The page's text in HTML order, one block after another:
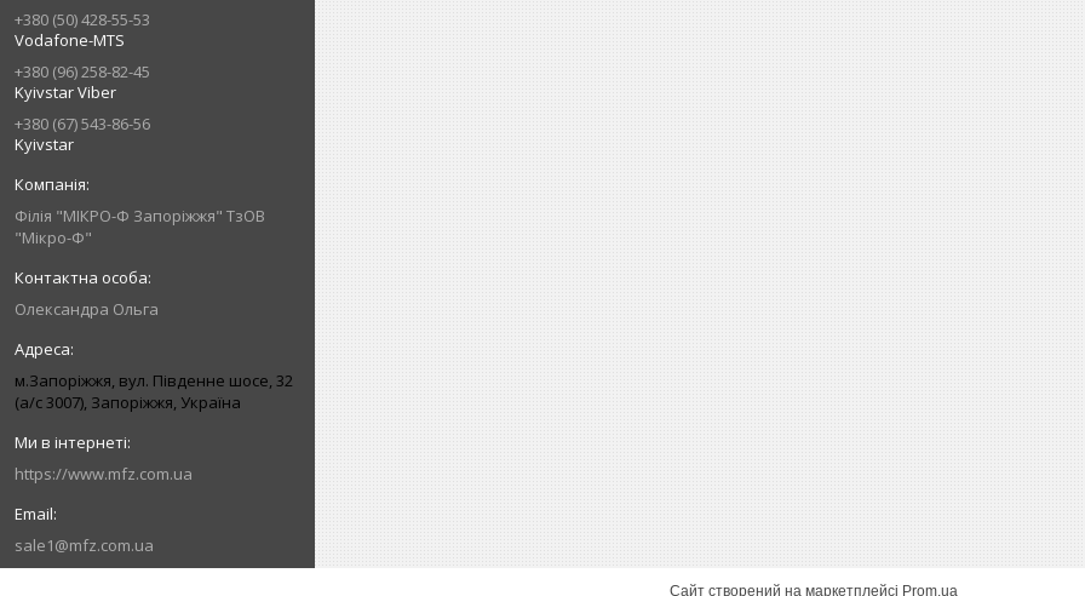
+380 (50) 428-55-53
Vodafone-MTS
+380 (96) 258-82-45
Kyivstar Viber
+380 (67) 543-86-56
Kyivstar
Філія "МІКРО-Ф Запоріжжя" ТзОВ
"Мікро-Ф"
Олександра Ольга
м.Запоріжжя, вул. Південне шосе, 32
(а/с 3007), Запоріжжя, Україна
https://www.mfz.com.ua
sale1@mfz.com.ua
Сайт створений на маркетплейсі Prom.ua